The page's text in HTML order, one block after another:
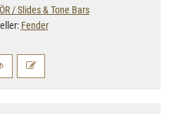
/ Slides & Tone Bars
Fender